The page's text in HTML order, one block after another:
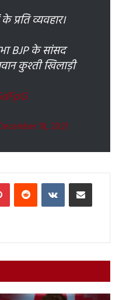
प्रति व्यवहार।
BJP के सांसद
कुश्ती खिलाड़ी
18, 2021
PinterestReddit VKontakteShare via Email